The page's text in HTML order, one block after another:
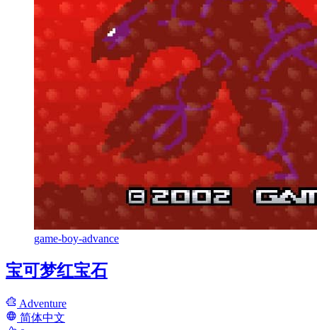
game-boy-advance
宝可梦红宝石
Adventure
简体中文